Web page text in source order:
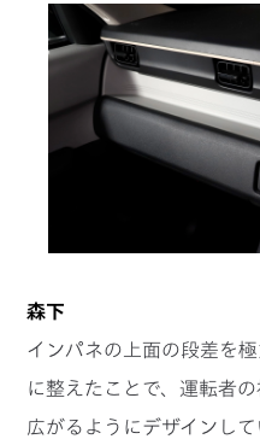
森下
インパネの上面の段差を
に整えたことで、運転者
広がるようにデザインし